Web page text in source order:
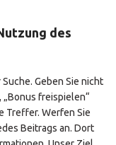
des
Geben Sie nicht
freispielen“
Treffer. Werfen Sie
Beitrags an. Dort